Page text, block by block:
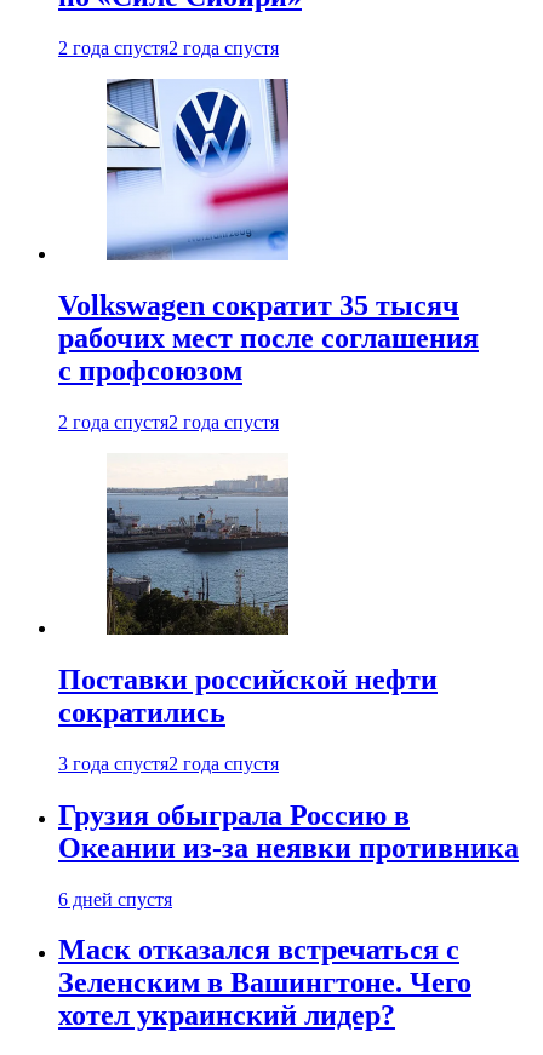
2 года спустя2 года спустя
Volkswagen сократит 35 тысяч
рабочих мест после соглашения
с профсоюзом
2 года спустя2 года спустя
Поставки российской нефти
сократились
3 года спустя2 года спустя
Грузия обыграла Россию в
Океании из-за неявки противника
6 дней спустя
Маск отказался встречаться с
Зеленским в Вашингтоне. Чего
хотел украинский лидер?